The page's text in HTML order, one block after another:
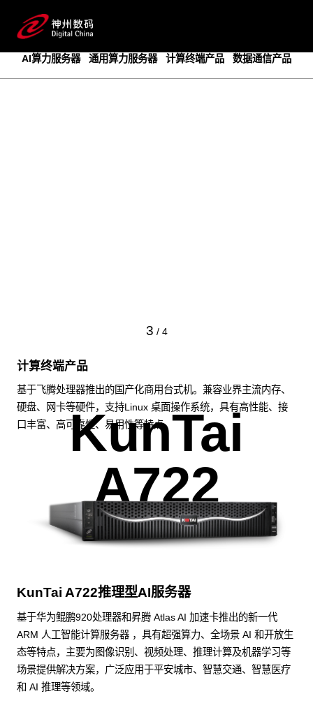
AI算力服务器
通用算力服务器 计算终端产品 数据通信产品
3 / 4
计算终端产品
基于飞腾处理器推出的国产化商用台式机。兼容业界主流内存、
硬盘、网卡等硬件，支持Linux 桌面操作系统，具有高性能、接
口丰富、高可靠性、易用性等特点。
KunTai
A722
KunTai A722推理型AI服务器
基于华为鲲鹏920处理器和昇腾 Atlas AI 加速卡推出的新一代
ARM 人工智能计算服务器 ，具有超强算力、全场景 AI 和开放生
态等特点，主要为图像识别、视频处理、推理计算及机器学习等
场景提供解决方案，广泛应用于平安城市、智慧交通、智慧医疗
和 AI 推理等领域。